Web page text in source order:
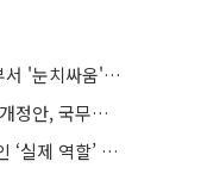
중수청 오늘부터 임용설명회, 검찰 내부서 '눈치싸움' 기류변화도
‘검찰 직접수사 완전 폐지’ 형사소송법 개정안, 국무회의 통과
‘130억 조세심판청구’ 차은우, 모친 법인 ‘실제 역할’ 다툴 듯